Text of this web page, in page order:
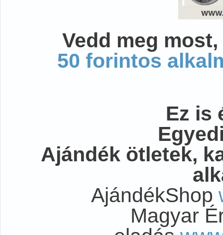
Vedd meg
50 forintos
Ez is
Ajándék ötletek,
AjándékShop
Magyar